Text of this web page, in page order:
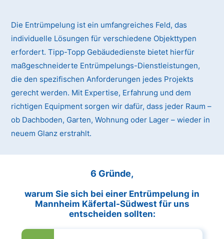
Die Entrümpelung ist ein umfangreiches Feld, das
individuelle Lösungen für verschiedene Objekttypen
erfordert. Tipp-Topp Gebäudedienste bietet hierfür
maßgeschneiderte Entrümpelungs-Dienstleistungen,
die den spezifischen Anforderungen jedes Projekts
gerecht werden. Mit Expertise, Erfahrung und dem
richtigen Equipment sorgen wir dafür, dass jeder Raum –
ob Dachboden, Garten, Wohnung oder Lager – wieder in
neuem Glanz erstrahlt.
6 Gründe,
warum Sie sich bei einer Entrümpelung in
Mannheim Käfertal-Südwest für uns
entscheiden sollten: